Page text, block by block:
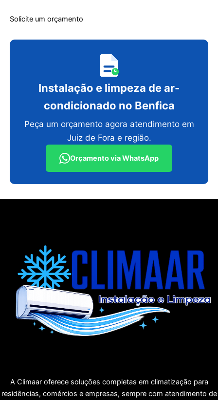
Solicite um orçamento
Instalação e limpeza de ar-
condicionado no Benfica
Peça um orçamento agora atendimento em
Juiz de Fora e região.
Orçamento via WhatsApp
A Climaar oferece soluções completas em climatização para
residências, comércios e empresas, sempre com atendimento de